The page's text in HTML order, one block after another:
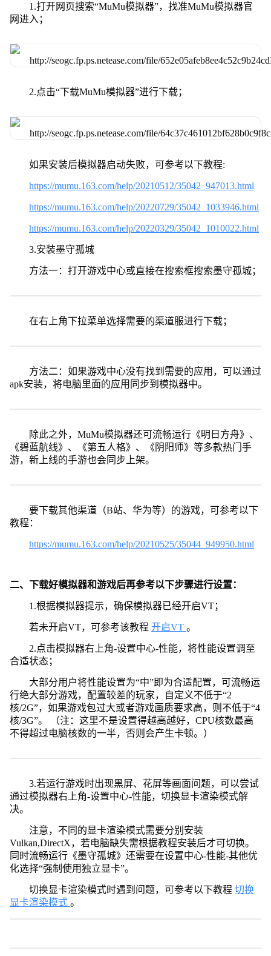
1.打开网页搜索“MuMu模拟器”，找准MuMu模拟器官
网进入；
2.点击“下载MuMu模拟器”进行下载；
如果安装后模拟器启动失败，可参考以下教程:
https://mumu.163.com/help/20210512/35042_947013.html
https://mumu.163.com/help/20220729/35042_1033946.html
https://mumu.163.com/help/20220329/35042_1010022.html
3.安装墨守孤城
方法一：打开游戏中心或直接在搜索框搜索墨守孤城；
在右上角下拉菜单选择需要的渠道服进行下载；
方法二：如果游戏中心没有找到需要的应用，可以通过
apk安装，将电脑里面的应用同步到模拟器中。
除此之外，MuMu模拟器还可流畅运行《明日方舟》、
《碧蓝航线》、《第五人格》、《阴阳师》等多款热门手
游，新上线的手游也会同步上架。
要下载其他渠道（B站、华为等）的游戏，可参考以下
教程：
https://mumu.163.com/help/20210525/35044_949950.html
二、下载好模拟器和游戏后再参考以下步骤进行设置：
1.根据模拟器提示，确保模拟器已经开启VT；
若未开启VT，可参考该教程 开启VT 。
2.点击模拟器右上角-设置中心-性能，将性能设置调至
合适状态；
大部分用户将性能设置为“中”即为合适配置，可流畅运
行绝大部分游戏，配置较差的玩家，自定义不低于“2
核/2G”，如果游戏包过大或者游戏画质要求高，则不低于“4
核/3G”。 （注：这里不是设置得越高越好，CPU核数最高
不得超过电脑核数的一半，否则会产生卡顿。）
3.若运行游戏时出现黑屏、花屏等画面问题，可以尝试
通过模拟器右上角-设置中心-性能，切换显卡渲染模式解
决。
注意，不同的显卡渲染模式需要分别安装
Vulkan,DirectX，若电脑缺失需根据教程安装后才可切换。
同时流畅运行《墨守孤城》还需要在设置中心-性能-其他优
化选择“强制使用独立显卡”。
切换显卡渲染模式时遇到问题，可参考以下教程 切换
显卡渲染模式 。